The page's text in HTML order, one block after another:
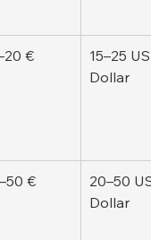
€
15–25 US-
Dollar
€
20–50 US-
Dollar